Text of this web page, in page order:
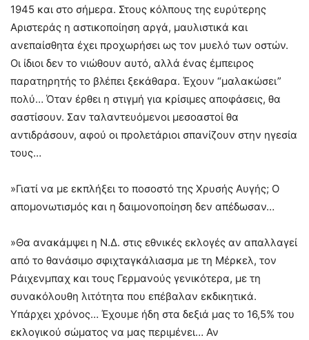
1945 και στο σήμερα. Στους κόλπους της ευρύτερης
Αριστεράς η αστικοποίηση αργά, μαυλιστικά και
ανεπαίσθητα έχει προχωρήσει ως τον μυελό των οστών.
Οι ίδιοι δεν το νιώθουν αυτό, αλλά ένας έμπειρος
παρατηρητής το βλέπει ξεκάθαρα. Έχουν “μαλακώσει”
πολύ… Όταν έρθει η στιγμή για κρίσιμες αποφάσεις, θα
σαστίσουν. Σαν ταλαντευόμενοι μεσοαστοί θα
αντιδράσουν, αφού οι προλετάριοι σπανίζουν στην ηγεσία
τους…
»Γιατί να με εκπλήξει το ποσοστό της Χρυσής Αυγής; Ο
απομονωτισμός και η δαιμονοποίηση δεν απέδωσαν…
»Θα ανακάμψει η Ν.Δ. στις εθνικές εκλογές αν απαλλαγεί
από το θανάσιμο σφιχταγκάλιασμα με τη Μέρκελ, τον
Ράιχενμπαχ και τους Γερμανούς γενικότερα, με τη
συνακόλουθη λιτότητα που επέβαλαν εκδικητικά.
Υπάρχει χρόνος… Έχουμε ήδη στα δεξιά μας το 16,5% του
εκλογικού σώματος να μας περιμένει… Αν